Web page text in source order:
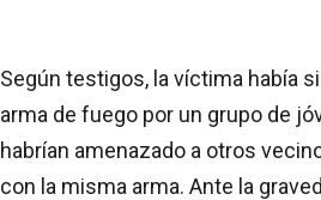
Según testigos, la víctima había
arma de fuego por un grupo de
habrían amenazado a otros
con la misma arma. Ante la